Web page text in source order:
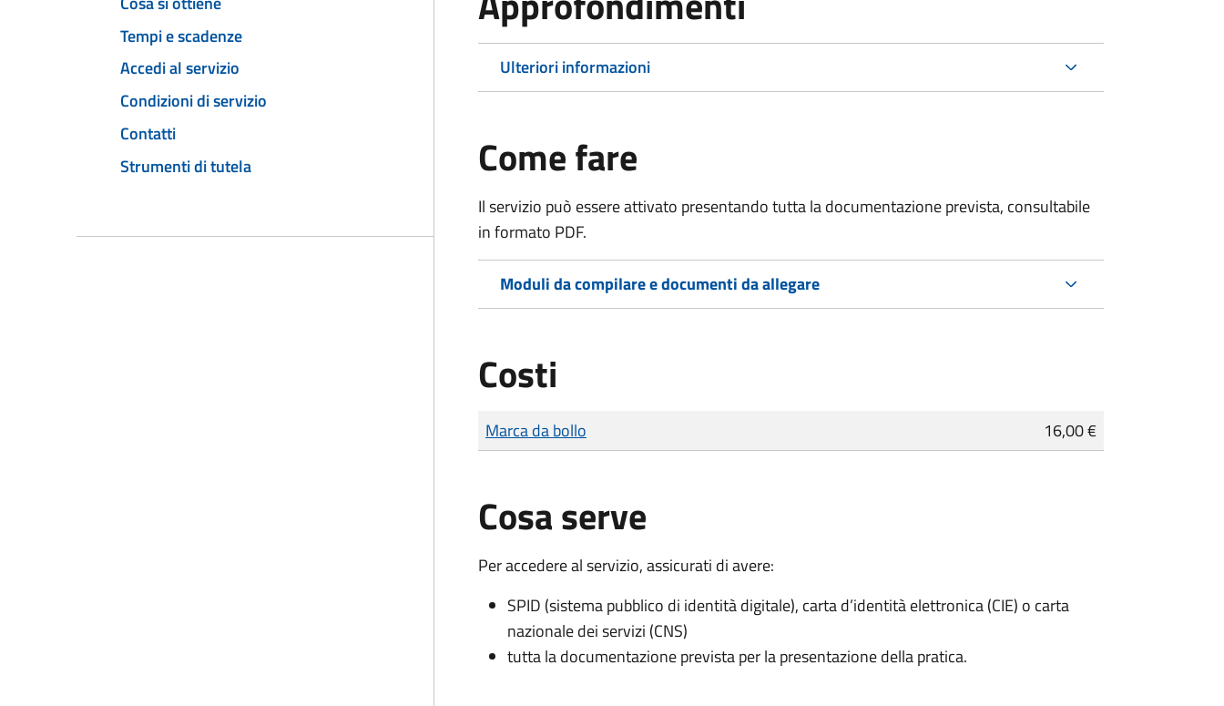
Tempi e scadenze
Accedi al servizio
Condizioni di servizio
Contatti
Strumenti di tutela
Ulteriori informazioni
Come fare
Il servizio può essere attivato presentando tutta la documentazione prevista, consultabile
in formato PDF.
Moduli da compilare e documenti da allegare
Costi
Tipo di pagamento
Importo
Marca da bollo 16,00 €
Cosa serve
Per accedere al servizio, assicurati di avere:
SPID (sistema pubblico di identità digitale), carta d’identità elettronica (CIE) o carta
nazionale dei servizi (CNS)
tutta la documentazione prevista per la presentazione della pratica.